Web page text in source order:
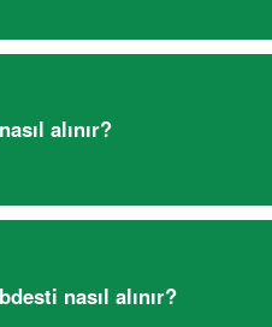
alınır?
nasıl alınır?